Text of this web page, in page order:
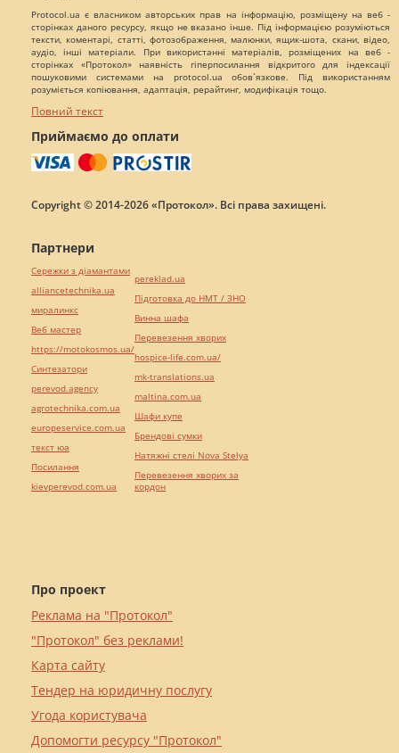
Protocol.ua є власником авторських прав на інформацію, розміщену на веб -
сторінках даного ресурсу, якщо не вказано інше. Під інформацією розуміються
тексти, коментарі, статті, фотозображення, малюнки, ящик-шота, скани, відео,
аудіо, інші матеріали. При використанні матеріалів, розміщених на веб -
сторінках «Протокол» наявність гіперпосилання відкритого для індексації
пошуковими системами на protocol.ua обов`язкове. Під використанням
розуміється копіювання, адаптація, рерайтинг, модифікація тощо.
Повний текст
Приймаємо до оплати
Copyright © 2014-2026 «Протокол». Всі права захищені.
Про проект
Реклама на "Протокол"
"Протокол" без реклами!
Карта сайту
Тендер на юридичну послугу
Угода користувача
Допомогти ресурсу "Протокол"
Партнери
Сережки з діамантами
alliancetechnika.ua
миралинкс
Веб мастер
https://motokosmos.ua/
Синтезатори
perevod.agency
agrotechnika.com.ua
europeservice.com.ua
текст юа
Посилання
kievperevod.com.ua
pereklad.ua
Підготовка до НМТ / ЗНО
Винна шафа
Перевезення хворих
hospice-life.com.ua/
mk-translations.ua
maltina.com.ua
Шафи купе
Брендові сумки
Натяжні стелі Nova Stelya
Перевезення хворих за
кордон